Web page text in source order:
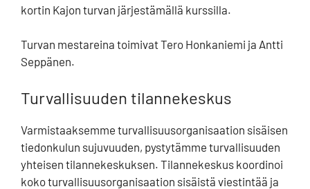
kortin Kajon turvan järjestämällä kurssilla.
Turvan mestareina toimivat Tero Honkaniemi ja Antti
Seppänen.
Turvallisuuden tilannekeskus
Varmistaaksemme turvallisuusorganisaation sisäisen
tiedonkulun sujuvuuden, pystytämme turvallisuuden
yhteisen tilannekeskuksen. Tilannekeskus koordinoi
koko turvallisuusorganisaation sisäistä viestintää ja